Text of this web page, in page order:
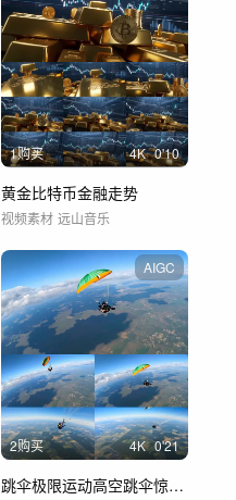
1购买 4K 0'10
黄金比特币金融走势
视频素材 远山音乐
AIGC
2购买 4K 0'21
跳伞极限运动高空跳伞惊险刺激挑战